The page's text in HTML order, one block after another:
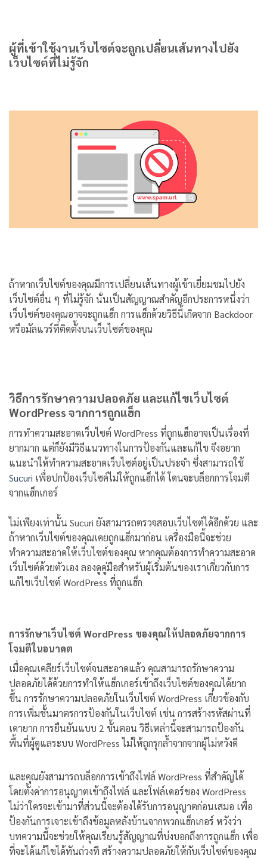
ผู้ที่เข้าใช้งานเว็บไซต์จะถูกเปลี่ยนเส้นทางไปยัง
เว็บไซต์ที่ไม่รู้จัก
ถ้าหากเว็บไซต์ของคุณมีการเปลี่ยนเส้นทางผู้เข้าเยี่ยมชมไปยัง
เว็บไซต์อื่น ๆ ที่ไม่รู้จัก นั่นเป็นสัญญาณสำคัญอีกประการหนึ่งว่า
เว็บไซต์ของคุณอาจจะถูกแฮ็ก การแฮ็กด้วยวิธีนี้เกิดจาก Backdoor
หรือมัลแวร์ที่ติดตั้งบนเว็บไซต์ของคุณ
วิธีการรักษาความปลอดภัย และแก้ไขเว็บไซต์
WordPress จากการถูกแฮ็ก
การทำความสะอาดเว็บไซต์ WordPress ที่ถูกแฮ็กอาจเป็นเรื่องที่
ยากมาก แต่ก็ยังมีวิธีแนวทางในการป้องกันและแก้ไข จึงอยาก
แนะนำให้ทำความสะอาดเว็บไซต์อยู่เป็นประจำ ซึ่งสามารถใช้
Sucuri เพื่อปกป้องเว็บไซค์ไม่ให้ถูกแฮ็กได้ โดนจะบล็อกการโจมตี
จากแฮ็กเกอร์
ไม่เพียงเท่านั้น Sucuri ยังสามารถตรวจสอบเว็บไซต์ได้อีกด้วย และ
ถ้าหากเว็บไซต์ของคุณเคยถูกแฮ็กมาก่อน เครื่องมือนี้จะช่วย
ทำความสะอาดให้เว็บไซต์ของคุณ หากคุณต้องการทำความสะอาด
เว็บไซต์ด้วยตัวเอง ลองดูคู่มือสำหรับผู้เริ่มต้นของเราเกี่ยวกับการ
แก้ไขเว็บไซต์ WordPress ที่ถูกแฮ็ก
การรักษาเว็บไซต์ WordPress ของคุณให้ปลอดภัยจากการ
โจมตีในอนาคต
เมื่อคุณเคลียร์เว็บไซต์จนสะอาดแล้ว คุณสามารถรักษาความ
ปลอดภัยได้ด้วยการทำให้แฮ็กเกอร์เข้าถึงเว็บไซต์ของคุณได้ยาก
ขึ้น การรักษาความปลอดภัยในเว็บไซต์ WordPress เกี่ยวข้องกับ
การเพิ่มชั้นมาตรการป้องกันในเว็บไซต์ เช่น การสร้างรหัสผ่านที่
เดายาก การยืนยันแบบ 2 ขั้นตอน วิธีเหล่านี้จะสามารถป้องกัน
พื้นที่ผู้ดูแลระบบ WordPress ไม่ให้ถูกรุกล้ำจากจากผู้ไม่หวังดี
และคุณยังสามารถบล็อกการเข้าถึงไฟล์ WordPress ที่สำคัญได้
โดยตั้งค่าการอนุญาตเข้าถึงไฟล์ และโฟล์เดอร์ของ WordPress
ไม่ว่าใครจะเข้ามาที่ส่วนนี้จะต้องได้รับการอนุญาตก่อนเสมอ เพื่อ
ป้องกันการเจาะเข้าถึงข้อมูลหลังบ้านจากพวกแฮ็กเกอร์ หวังว่า
บทความนี้จะช่วยให้คุณเรียนรู้สัญญาณที่บ่งบอกถึงการถูกแฮ็ก เพื่อ
ที่จะได้แก้ไขได้ทันถ่วงที สร้างความปลอดภัยให้กับเว็บไซต์ของคุณ